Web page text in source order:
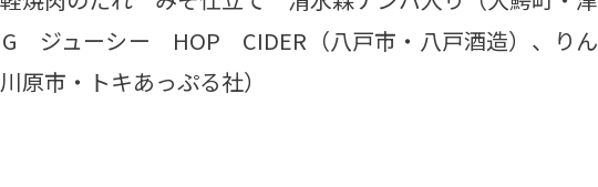
ジューシー HOP CIDER（八戸市・八戸酒造）、りん
原市・トキあっぷる社）